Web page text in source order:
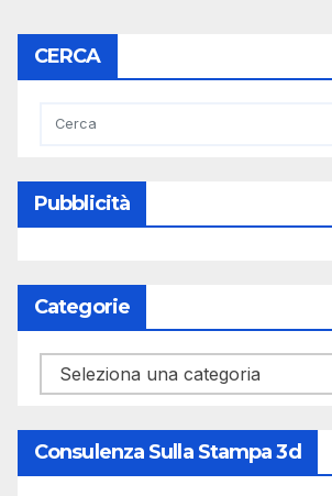
CERCA
Pubblicità
Categorie
Categorie
Consulenza Sulla Stampa 3d